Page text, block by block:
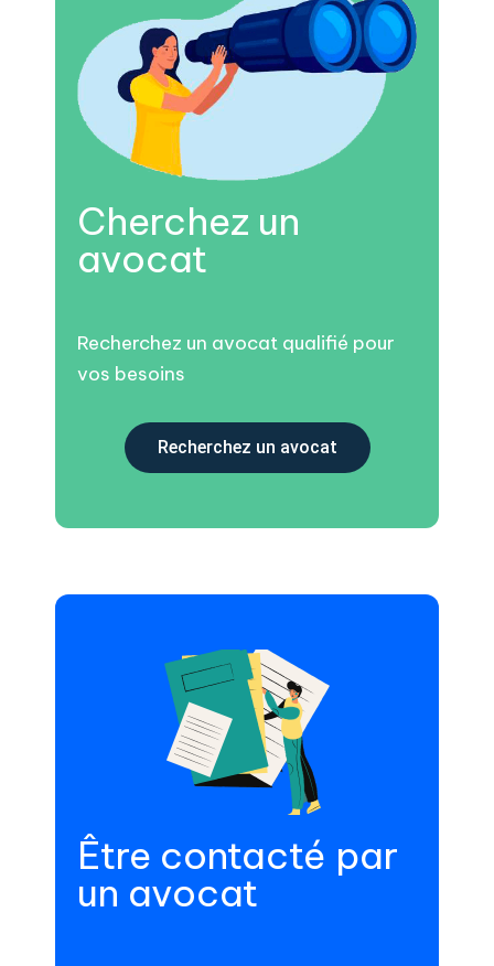
Cherchez un
avocat
Recherchez un avocat qualifié pour
vos besoins
Recherchez un avocat
Être contacté par
un avocat